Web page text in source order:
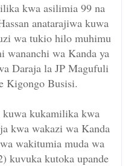
kwa asilimia 99 na
anatarajiwa kuwa
wa tukio hilo muhimu
wananchi wa Kanda ya
Daraja la JP Magufuli
Kigongo Busisi.
kuwa kukamilika kwa
kwa wakazi wa Kanda
wakitumia muda wa
kuvuka kutoka upande